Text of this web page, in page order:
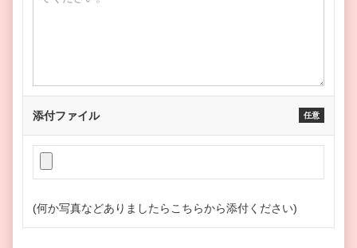
添付ファイル 任意
(何か写真などありましたらこちらから添付ください)